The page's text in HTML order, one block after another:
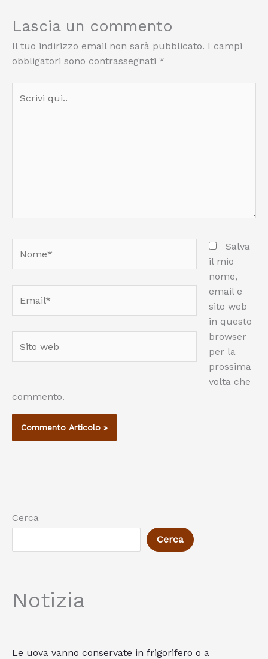
Lascia un commento
Il tuo indirizzo email non sarà pubblicato. I campi
obbligatori sono contrassegnati *
qui..
web
Salva
il mio
nome,
email e
sito web
in questo
browser
per la
prossima
volta che
commento.
Cerca
Cerca
Notizia
Le uova vanno conservate in frigorifero o a